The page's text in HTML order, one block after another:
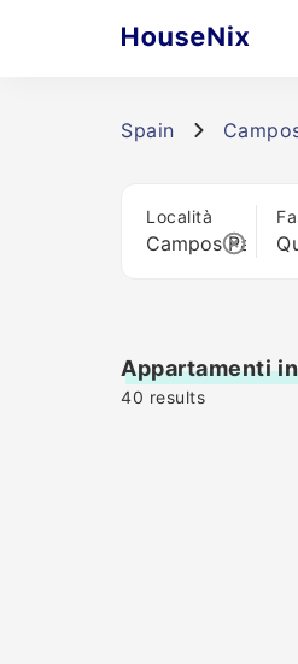
Spain
Località
Appartamenti
40 results